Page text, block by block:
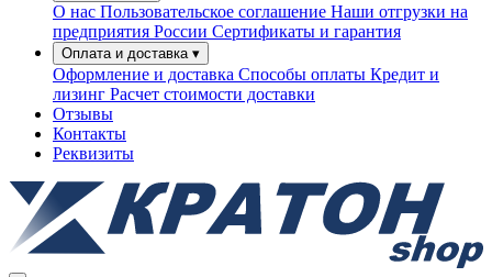
О нас Пользовательское соглашение Наши отгрузки на
предприятия России Сертификаты и гарантия
Оплата и доставка ▾
Оформление и доставка Способы оплаты Кредит и
лизинг Расчет стоимости доставки
Отзывы
Контакты
Реквизиты